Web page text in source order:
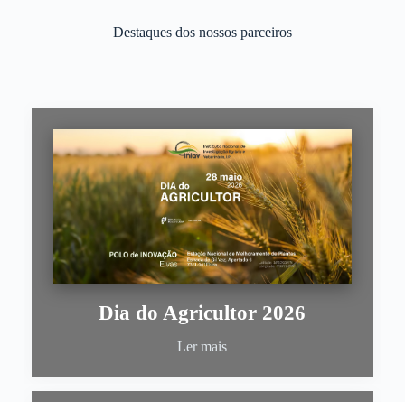
Destaques dos nossos parceiros
Dia do Agricultor 2026
Ler mais